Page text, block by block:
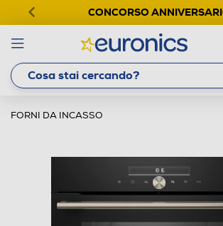
CONCORSO
FORNI DA INCASSO